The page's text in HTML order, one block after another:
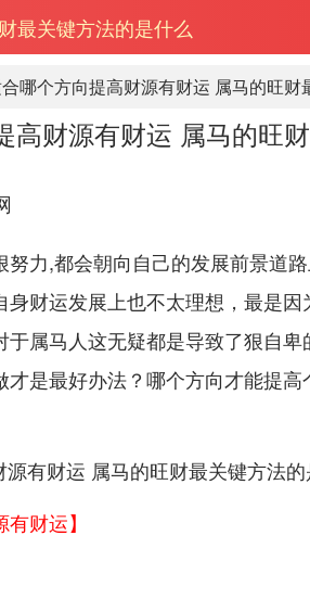
最关键方法的是什么
哪个方向提高财源有财运 属马的旺财
高财源有财运 属马的旺
努力,都会朝向自己的发展前景道
财运发展上也不太理想，最是因
属马人这无疑都是导致了狠自
是最好办法？哪个方向才能提高
财运】